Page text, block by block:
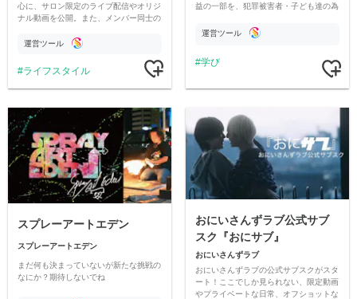
心に、サロン限定のライブ配信やオリジ
ナル動画を公開。また、メンバー同士の
ただいています。
運営ツール
ライフスタイル
益の一部を、犯罪被害者・子ども達の為
す運営ツール
学び
スプレーアートエデン
スプレーアートエデン
まだ何も決まっていないが新たな挑戦の
なにか？期待しないでね
おにいさんずラブ公式サブ
スク『おにサブ』
おにいさんずラブ
おにいさんずラブの公式サブスクがスタ
ート！ここでしか見られない、限定動画
やプライベートな日常、オフショットな